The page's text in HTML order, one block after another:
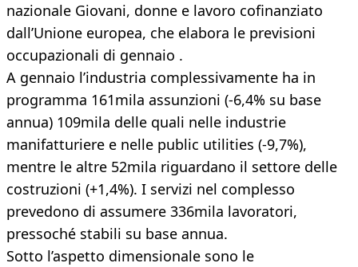
nazionale Giovani, donne e lavoro cofinanziato
dall’Unione europea, che elabora le previsioni
occupazionali di gennaio .
A gennaio l’industria complessivamente ha in
programma 161mila assunzioni (-6,4% su base
annua) 109mila delle quali nelle industrie
manifatturiere e nelle public utilities (-9,7%),
mentre le altre 52mila riguardano il settore delle
costruzioni (+1,4%). I servizi nel complesso
prevedono di assumere 336mila lavoratori,
pressoché stabili su base annua.
Sotto l’aspetto dimensionale sono le